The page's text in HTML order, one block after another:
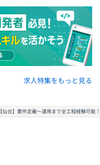
求人特集をもっと見る
【仙台】要件定義〜運用まで全工程経験可